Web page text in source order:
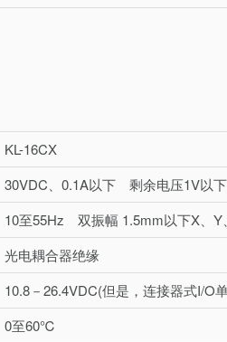
KL-16CX
30VDC、0.1A以下 剩余电压1V以下
10至55Hz 双振幅 1.5mm以下X、
光电耦合器绝缘
10.8－26.4VDC(但是，连接器式I/O
0至60℃